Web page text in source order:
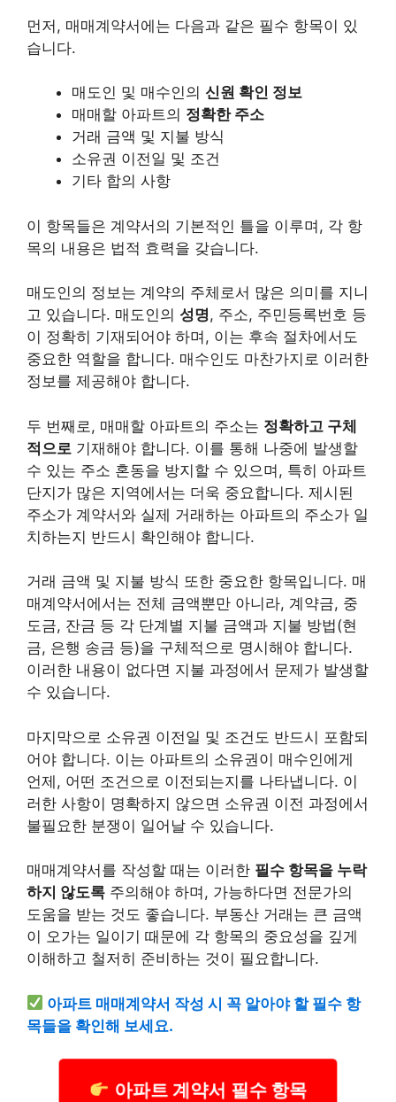
먼저, 매매계약서에는 다음과 같은 필수 항목이 있
습니다.
매도인 및 매수인의 신원 확인 정보
매매할 아파트의 정확한 주소
거래 금액 및 지불 방식
소유권 이전일 및 조건
기타 합의 사항
이 항목들은 계약서의 기본적인 틀을 이루며, 각 항
목의 내용은 법적 효력을 갖습니다.
매도인의 정보는 계약의 주체로서 많은 의미를 지니
고 있습니다. 매도인의 성명, 주소, 주민등록번호 등
이 정확히 기재되어야 하며, 이는 후속 절차에서도
중요한 역할을 합니다. 매수인도 마찬가지로 이러한
정보를 제공해야 합니다.
두 번째로, 매매할 아파트의 주소는 정확하고 구체
적으로 기재해야 합니다. 이를 통해 나중에 발생할
수 있는 주소 혼동을 방지할 수 있으며, 특히 아파트
단지가 많은 지역에서는 더욱 중요합니다. 제시된
주소가 계약서와 실제 거래하는 아파트의 주소가 일
치하는지 반드시 확인해야 합니다.
거래 금액 및 지불 방식 또한 중요한 항목입니다. 매
매계약서에서는 전체 금액뿐만 아니라, 계약금, 중
도금, 잔금 등 각 단계별 지불 금액과 지불 방법(현
금, 은행 송금 등)을 구체적으로 명시해야 합니다.
이러한 내용이 없다면 지불 과정에서 문제가 발생할
수 있습니다.
마지막으로 소유권 이전일 및 조건도 반드시 포함되
어야 합니다. 이는 아파트의 소유권이 매수인에게
언제, 어떤 조건으로 이전되는지를 나타냅니다. 이
러한 사항이 명확하지 않으면 소유권 이전 과정에서
불필요한 분쟁이 일어날 수 있습니다.
매매계약서를 작성할 때는 이러한 필수 항목을 누락
하지 않도록 주의해야 하며, 가능하다면 전문가의
도움을 받는 것도 좋습니다. 부동산 거래는 큰 금액
이 오가는 일이기 때문에 각 항목의 중요성을 깊게
이해하고 철저히 준비하는 것이 필요합니다.
아파트 매매계약서 작성 시 꼭 알아야 할 필수 항
목들을 확인해 보세요.
아파트 계약서 필수 항목